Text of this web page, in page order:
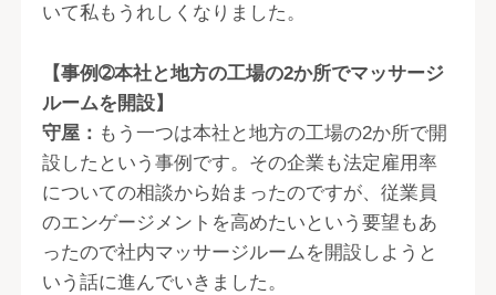
いて私もうれしくなりました。
【事例➁本社と地方の工場の2か所でマッサージ
ルームを開設】
守屋： もう一つは本社と地方の工場の2か所で開
設したという事例です。その企業も法定雇用率
についての相談から始まったのですが、従業員
のエンゲージメントを高めたいという要望もあ
ったので社内マッサージルームを開設しようと
いう話に進んでいきました。